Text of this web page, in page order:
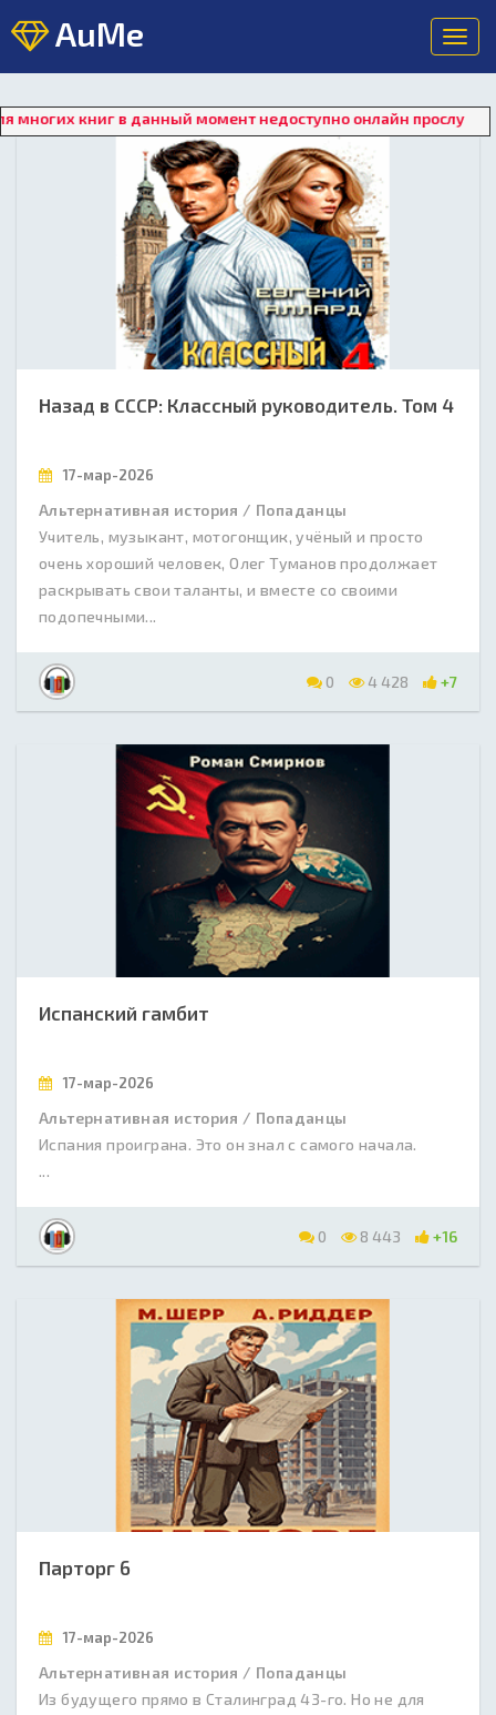
AuMe
в данный момент недоступно онлайн прослушивание. Для
Назад в СССР: Классный руководитель. Том 4
17-мар-2026
Альтернативная история / Попаданцы
Учитель, музыкант, мотогонщик, учёный и просто
очень хороший человек, Олег Туманов продолжает
раскрывать свои таланты, и вместе со своими
подопечными...
0 4 428 +7
Испанский гамбит
17-мар-2026
Альтернативная история / Попаданцы
Испания проиграна. Это он знал с самого начала.
...
0 8 443 +16
Парторг 6
17-мар-2026
Альтернативная история / Попаданцы
Из будущего прямо в Сталинград 43-го. Но не для